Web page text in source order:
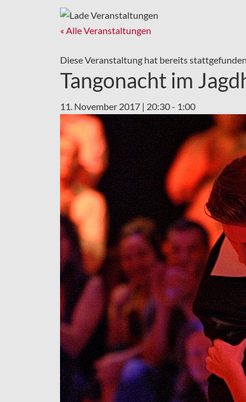
« Alle Veranstaltungen
Diese Veranstaltung hat bereits
Tangonacht im
11. November 2017 | 20:30- 1:00